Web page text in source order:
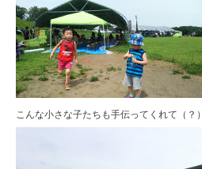
こんな小さな子たちも手伝ってくれて（？）